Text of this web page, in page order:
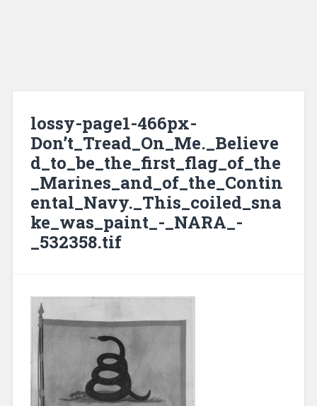
lossy-page1-466px-
Don’t_Tread_On_Me._Believe
d_to_be_the_first_flag_of_the
_Marines_and_of_the_Contin
ental_Navy._This_coiled_sna
ke_was_paint_-_NARA_-
_532358.tif